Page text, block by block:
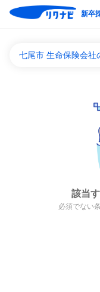
新卒
七尾市 生命保険会社
該当
必須でない